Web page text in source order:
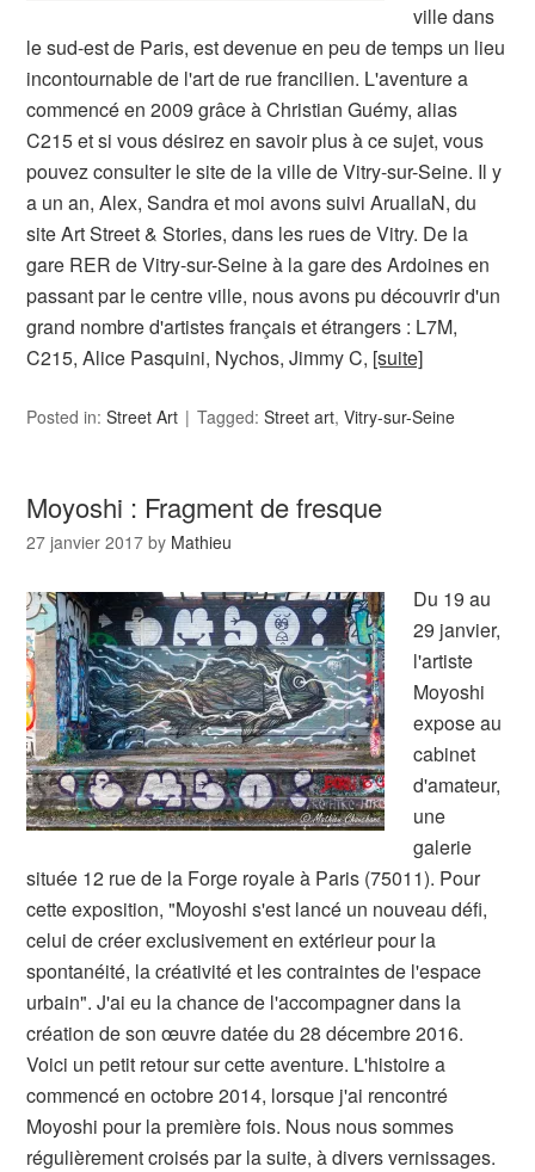
ville dans
le sud-est de Paris, est devenue en peu de temps un lieu
incontournable de l'art de rue francilien. L'aventure a
commencé en 2009 grâce à Christian Guémy, alias
C215 et si vous désirez en savoir plus à ce sujet, vous
pouvez consulter le site de la ville de Vitry-sur-Seine. Il y
a un an, Alex, Sandra et moi avons suivi AruallaN, du
site Art Street & Stories, dans les rues de Vitry. De la
gare RER de Vitry-sur-Seine à la gare des Ardoines en
passant par le centre ville, nous avons pu découvrir d'un
grand nombre d'artistes français et étrangers : L7M,
C215, Alice Pasquini, Nychos, Jimmy C, [suite]
Posted in:Street Art Tagged:Street art,Vitry-sur-Seine
Moyoshi : Fragment de fresque
27 janvier 2017 by Mathieu
Du 19 au
29 janvier,
l'artiste
Moyoshi
expose au
cabinet
d'amateur,
une
galerie
située 12 rue de la Forge royale à Paris (75011). Pour
cette exposition, "Moyoshi s'est lancé un nouveau défi,
celui de créer exclusivement en extérieur pour la
spontanéité, la créativité et les contraintes de l'espace
urbain". J'ai eu la chance de l'accompagner dans la
création de son œuvre datée du 28 décembre 2016.
Voici un petit retour sur cette aventure. L'histoire a
commencé en octobre 2014, lorsque j'ai rencontré
Moyoshi pour la première fois. Nous nous sommes
régulièrement croisés par la suite, à divers vernissages.